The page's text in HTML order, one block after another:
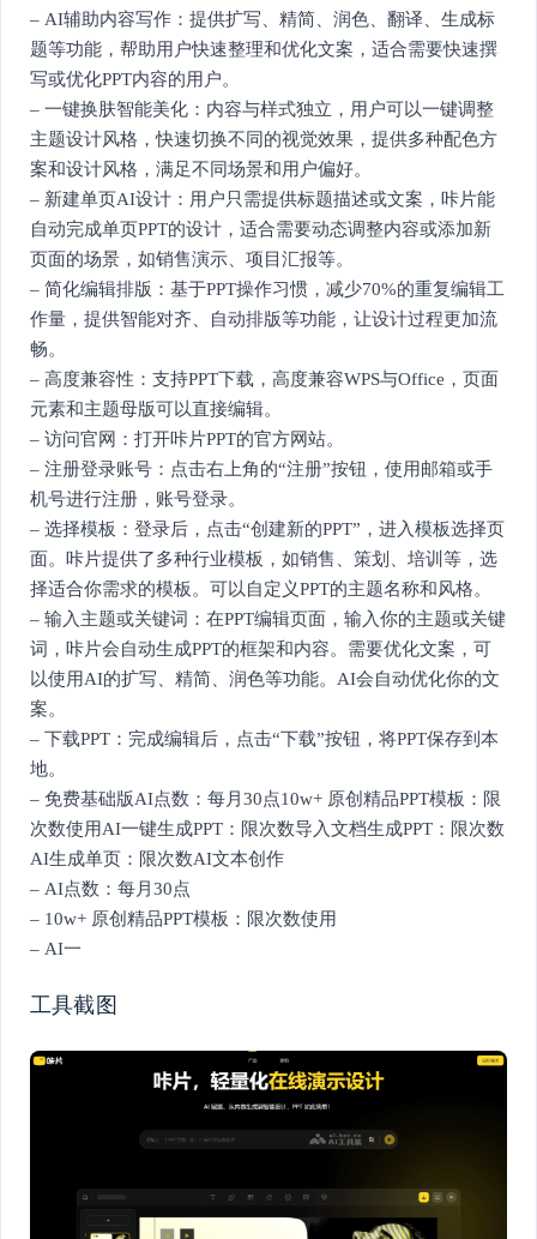
– AI辅助内容写作：提供扩写、精简、润色、翻译、生成标
题等功能，帮助用户快速整理和优化文案，适合需要快速撰
写或优化PPT内容的用户。
– 一键换肤智能美化：内容与样式独立，用户可以一键调整
主题设计风格，快速切换不同的视觉效果，提供多种配色方
案和设计风格，满足不同场景和用户偏好。
– 新建单页AI设计：用户只需提供标题描述或文案，咔片能
自动完成单页PPT的设计，适合需要动态调整内容或添加新
页面的场景，如销售演示、项目汇报等。
– 简化编辑排版：基于PPT操作习惯，减少70%的重复编辑工
作量，提供智能对齐、自动排版等功能，让设计过程更加流
畅。
– 高度兼容性：支持PPT下载，高度兼容WPS与Office，页面
元素和主题母版可以直接编辑。
– 访问官网：打开咔片PPT的官方网站。
– 注册登录账号：点击右上角的“注册”按钮，使用邮箱或手
机号进行注册，账号登录。
– 选择模板：登录后，点击“创建新的PPT”，进入模板选择页
面。咔片提供了多种行业模板，如销售、策划、培训等，选
择适合你需求的模板。可以自定义PPT的主题名称和风格。
– 输入主题或关键词：在PPT编辑页面，输入你的主题或关键
词，咔片会自动生成PPT的框架和内容。需要优化文案，可
以使用AI的扩写、精简、润色等功能。AI会自动优化你的文
案。
– 下载PPT：完成编辑后，点击“下载”按钮，将PPT保存到本
地。
– 免费基础版AI点数：每月30点10w+ 原创精品PPT模板：限
次数使用AI一键生成PPT：限次数导入文档生成PPT：限次数
AI生成单页：限次数AI文本创作
– AI点数：每月30点
– 10w+ 原创精品PPT模板：限次数使用
– AI一
工具截图